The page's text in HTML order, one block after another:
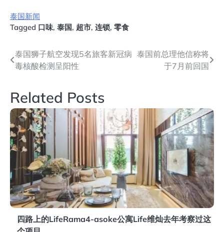
泰国新闻
Tagged 口味, 泰国, 超市, 连锁, 零食
文
章
导
航
泰国狮子航空发现5名旅客新冠病
毒核酸检测呈阳性
泰国前总理他信称将
于7月前回国
Related Posts
四路上的LifeRama4-asoke公寓Life维灿去年考察过这